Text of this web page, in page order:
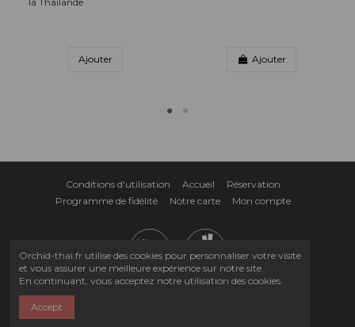
Ajouter Ajouter
Conditions d'utilisation Accueil
Réservation
Programme de fidélité
Notre carte Mon compte
Orchid-thai.fr utilise des cookies pour personnaliser votre visite
et vous assurer une meilleure expérience sur notre site.
En continuant, vous acceptez notre utilisation des cookies.
Accept